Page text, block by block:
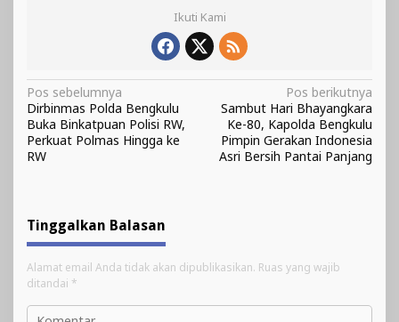
Ikuti Kami
Navigasi
pos
Pos sebelumnya
Dirbinmas Polda Bengkulu
Buka Binkatpuan Polisi RW,
Perkuat Polmas Hingga ke
RW
Pos berikutnya
Sambut Hari Bhayangkara
Ke-80, Kapolda Bengkulu
Pimpin Gerakan Indonesia
Asri Bersih Pantai Panjang
Tinggalkan Balasan
Alamat email Anda tidak akan dipublikasikan. Ruas yang wajib
ditandai *